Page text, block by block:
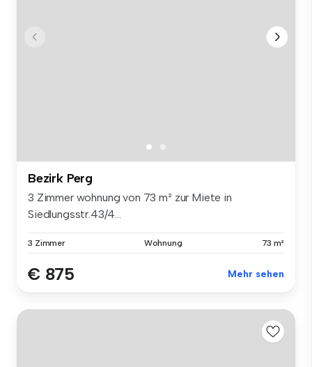
Bezirk Perg
3 Zimmer wohnung von 73 m² zur Miete in
Siedlungsstr.43/4...
3 Zimmer Wohnung 73 m²
€ 875 Mehr sehen